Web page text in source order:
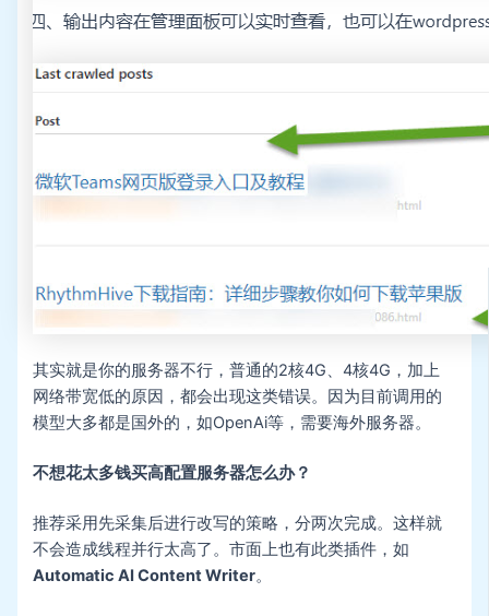
其实就是你的服务器不行，普通的2核4G、4核4G，加上
网络带宽低的原因，都会出现这类错误。因为目前调用的
模型大多都是国外的，如OpenAi等，需要海外服务器。
不想花太多钱买高配置服务器怎么办？
推荐采用先采集后进行改写的策略，分两次完成。这样就
不会造成线程并行太高了。市面上也有此类插件，如
Automatic AI Content Writer。